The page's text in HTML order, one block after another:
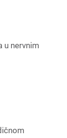
u nervnim